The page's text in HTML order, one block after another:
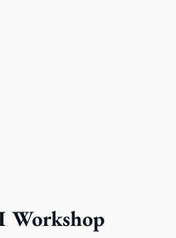
Workshop